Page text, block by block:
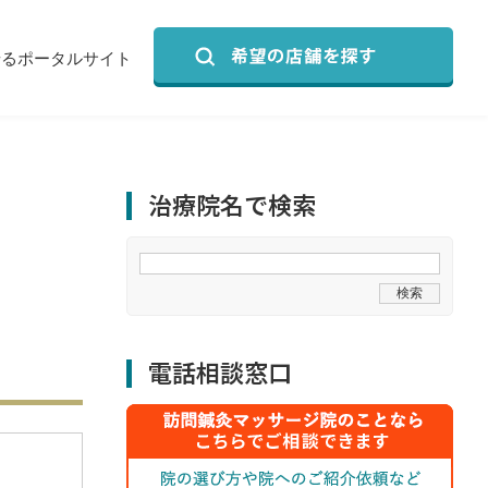
ポータルサイト
治療院名で検索
電話相談窓口